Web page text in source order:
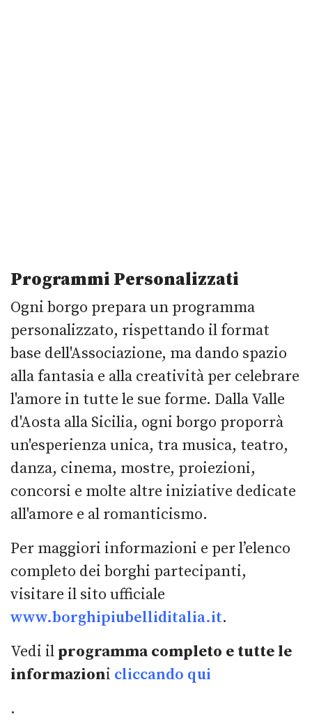
Programmi Personalizzati
Ogni borgo prepara un programma
personalizzato, rispettando il format
base dell'Associazione, ma dando spazio
alla fantasia e alla creatività per celebrare
l'amore in tutte le sue forme. Dalla Valle
d'Aosta alla Sicilia, ogni borgo proporrà
un'esperienza unica, tra musica, teatro,
danza, cinema, mostre, proiezioni,
concorsi e molte altre iniziative dedicate
all'amore e al romanticismo.
Per maggiori informazioni e per l’elenco
completo dei borghi partecipanti,
visitare il sito ufficiale
www.borghipiubelliditalia.it.
Vedi il programma completo e tutte le
informazioni cliccando qui
.